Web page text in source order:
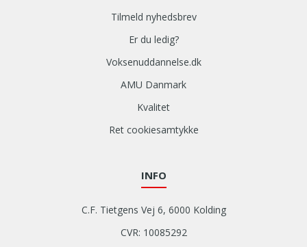
Tilmeld nyhedsbrev
Er du ledig?
Voksenuddannelse.dk
AMU Danmark
Kvalitet
Ret cookiesamtykke
INFO
C.F. Tietgens Vej 6, 6000 Kolding
CVR: 10085292